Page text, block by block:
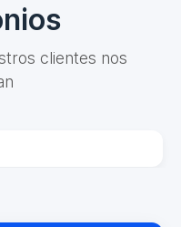
clientes nos